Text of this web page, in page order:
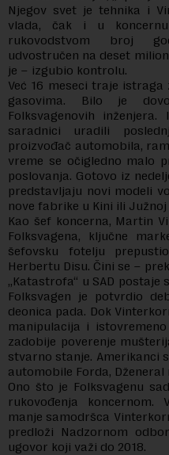
Njegov svet je tehnika i
vlada, čak i u
rukovodstvom broj
udvostručen na deset
je – izgubio kontrolu.
Već 16 meseci traje
gasovima. Bilo je
Folksvagenovih
saradnici uradili
proizvođač automobila,
vreme se očigledno malo
poslovanja. Gotovo iz
predstavljaju novi modeli
nove fabrike u Kini ili Južnoj
Kao šef koncerna, Martin
Folksvagena, ključne
šefovsku fotelju
Herbertu Disu. Čini se –
„Katastrofa“ u SAD
Folksvagen je potvrdio
deonica pada. Dok
manipulacija i
zadobije poverenje
stvarno stanje. Amerikanci
automobile Forda,
Ono što je Folksvagenu
rukovođenja koncernom.
manje samodršca
predloži Nadzornom
ugovor koji važi do 2018.